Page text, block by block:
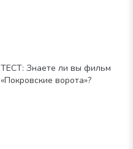
ТЕСТ: Знаете ли вы фильм
«Покровские ворота»?